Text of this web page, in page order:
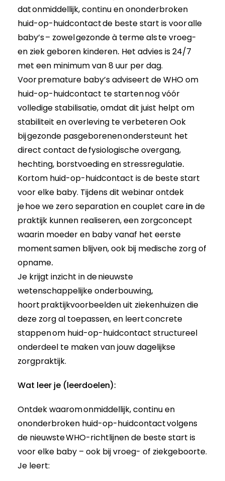
datonmiddellijk, continu en ononderbroken
huid-op-huidcontactde beste start is vooralle
baby’s– zowelgezonde à termealstevroeg-
en ziek geboren kinderen. Het advies is 24/7
met een minimum van 8 uur per dag.
Voorpremature baby’sadviseert de WHO om
huid-op-huidcontact te startennog vóór
volledige stabilisatie, omdat dit juist helpt om
stabiliteit en overleving te verbeteren Ook
bijgezonde pasgeborenenondersteunt het
direct contact defysiologische overgang,
hechting, borstvoeding en stressregulatie.
Kortom huid-op-huidcontact is de beste start
voor elke baby. Tijdens dit webinar ontdek
jehoe we zero separation en couplet care in de
praktijk kunnen realiseren, een zorgconcept
waarin moeder en baby vanaf het eerste
momentsamen blijven, ook bij medische zorg of
opname.
Je krijgt inzicht in denieuwste
wetenschappelijke onderbouwing,
hoortpraktijkvoorbeelden uit ziekenhuizen die
deze zorg al toepassen, en leertconcrete
stappenom huid-op-huidcontact structureel
onderdeel te maken van jouw dagelijkse
zorgpraktijk.
Wat leer je (leerdoelen):
Ontdek waaromonmiddellijk, continu en
ononderbroken huid-op-huidcontactvolgens
de nieuwsteWHO-richtlijnende beste start is
voor elke baby – ook bij vroeg- of ziekgeboorte.
Je leert: